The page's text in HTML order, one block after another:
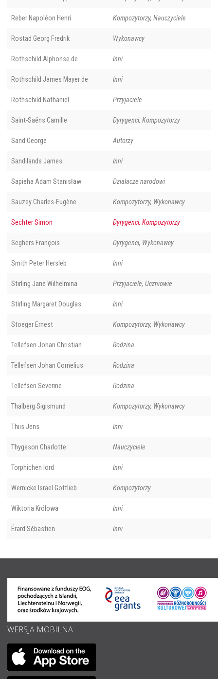
Reber Napoléon Henri Kompozytorzy, Nauczyciele
Rostad Georg Fredrik Wykonawcy
Rothschild Alphonse de Inni
Rothschild James Mayer de Inni
Rothschild Nathaniel Przyjaciele
Saint-Saëns Camille Dyrygenci, Kompozytorzy
Sand George Autorzy
Sandilands James Inni
Sapieha Adam Stanisław Działacze narodowi
Sauzey Charles-Eugène Kompozytorzy, Wykonawcy
Sechter Simon Dyrygenci, Kompozytorzy
Seghers François Dyrygenci, Wykonawcy
Smith Peter Hersleb Inni
Stirling Jane Wilhelmina Przyjaciele, Uczniowie
Stirling Margaret Douglas Inni
Stoeger Ernest Kompozytorzy, Wykonawcy
Tellefsen Johan Christian Rodzina
Tellefsen Johan Cornelius Rodzina
Tellefsen Severine Rodzina
Thalberg Sigismund Kompozytorzy, Wykonawcy
Thiis Jens Inni
Thygeson Charlotte Nauczyciele
Torphichen lord Inni
Wernicke Israel Gottlieb Kompozytorzy
Wiktoria Królowa Inni
Érard Sébastien Inni
WERSJA MOBILNA